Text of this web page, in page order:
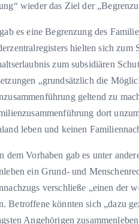
wieder das Ziel der
es eine Begrenzung des
hielten sich
zum subsidiären
„grundsätzlich die
geltend zu
dort
leben und keinen
dem Vorhaben gab es unter
ein Grund- und
verschließe „einen der
Betroffene könnten sich „dazu
Angehörigen